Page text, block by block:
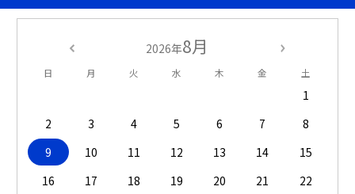
2026年8月
日 月 火 水 木 金 土
1
2
3 4 5 6 7
8
9
10 11 12 13 14
15
16
17 18 19 20 21
22